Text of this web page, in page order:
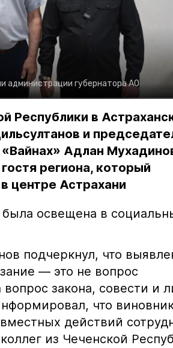
администрации губернатора АО
Республики в
и
Адлан
региона, который
центре Астрахани
освещена в
подчеркнул, что
— это не вопрос
закона, совести и
что
действий
из Чеченской